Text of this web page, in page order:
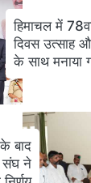
हिमाचल में
दिवस उत्साह
के साथ मनाया
बाद
संघ ने